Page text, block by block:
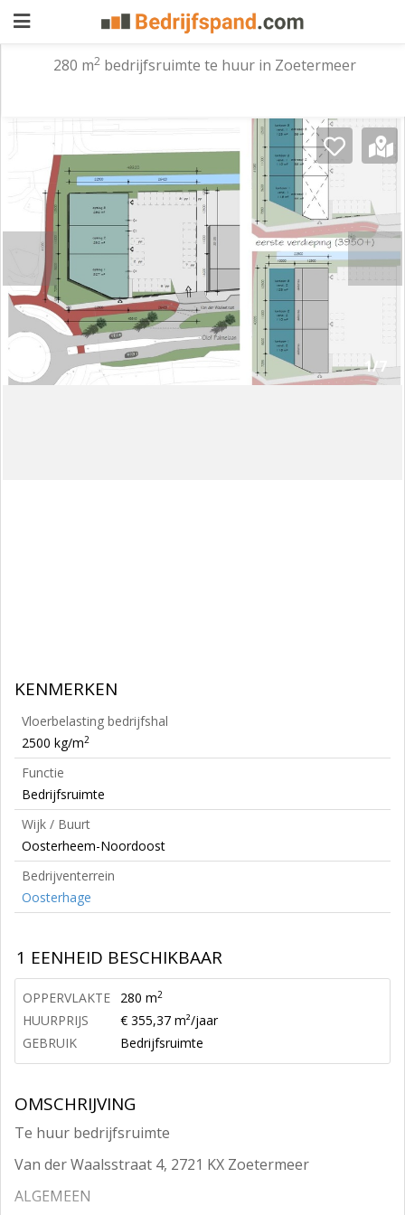
aanbieden
Pand
zoeken
Waarom
adverteren
Premium
adverteren
Blog
Registreren
Login
280 m2bedrijfsruimte te huur in Zoetermeer
1/7
KENMERKEN
Vloerbelasting bedrijfshal
2500 kg/m2
Functie
Bedrijfsruimte
Wijk / Buurt
Oosterheem-Noordoost
Bedrijventerrein
Oosterhage
1 EENHEID BESCHIKBAAR
OPPERVLAKTE 280 m2
HUURPRIJS
€ 355,37 m²/jaar
GEBRUIK
Bedrijfsruimte
OMSCHRIJVING
Te huur bedrijfsruimte
Van der Waalsstraat 4, 2721 KX Zoetermeer
ALGEMEEN